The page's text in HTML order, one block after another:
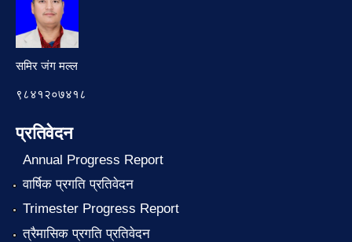
समिर जंग मल्ल
९८४१२०७४१८
प्रतिवेदन
Annual Progress Report
वार्षिक प्रगति प्रतिवेदन
Trimester Progress Report
त्रैमासिक प्रगति प्रतिवेदन